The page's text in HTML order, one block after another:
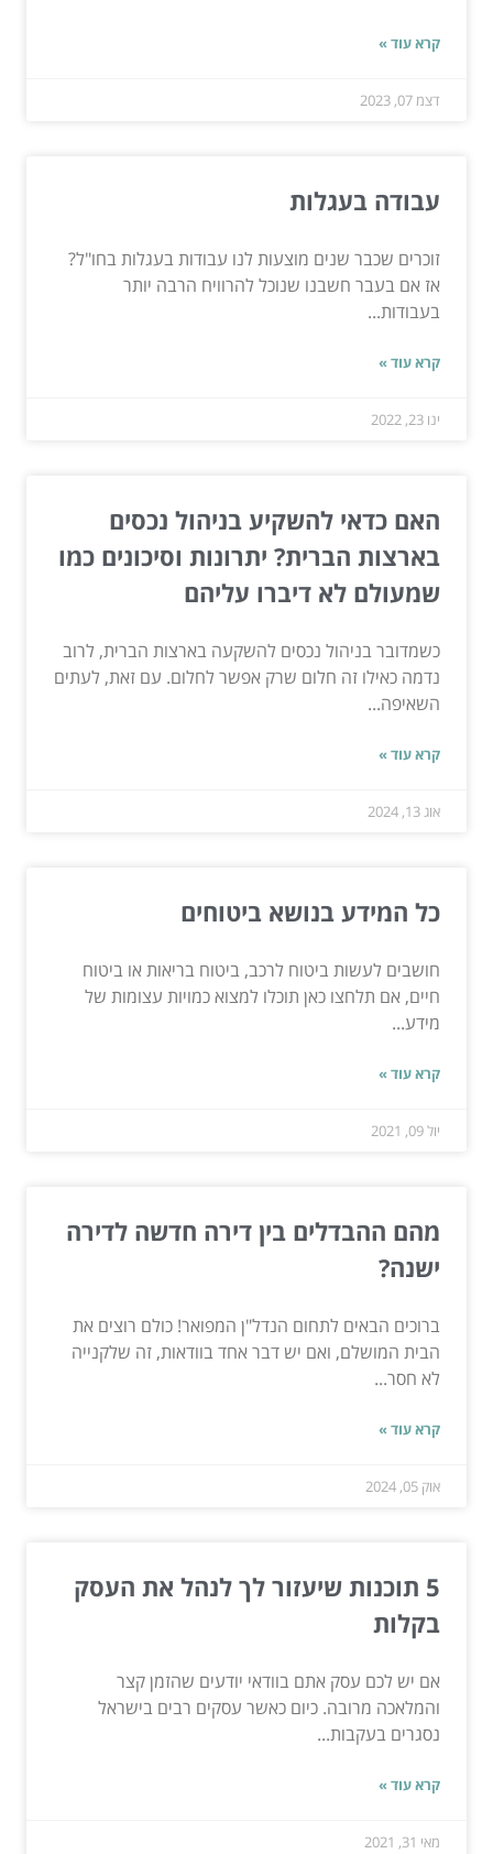
קרא עוד »
דצמ 07, 2023
עבודה בעגלות
זוכרים שכבר שנים מוצעות לנו עבודות בעגלות בחו"ל?
אז אם בעבר חשבנו שנוכל להרוויח הרבה יותר
בעבודות...
קרא עוד »
ינו 23, 2022
האם כדאי להשקיע בניהול נכסים
בארצות הברית? יתרונות וסיכונים כמו
שמעולם לא דיברו עליהם
כשמדובר בניהול נכסים להשקעה בארצות הברית, לרוב
נדמה כאילו זה חלום שרק אפשר לחלום. עם זאת, לעתים
השאיפה...
קרא עוד »
אוג 13, 2024
כל המידע בנושא ביטוחים
חושבים לעשות ביטוח לרכב, ביטוח בריאות או ביטוח
חיים, אם תלחצו כאן תוכלו למצוא כמויות עצומות של
מידע...
קרא עוד »
יול 09, 2021
מהם ההבדלים בין דירה חדשה לדירה
ישנה?
ברוכים הבאים לתחום הנדל"ן המפואר! כולם רוצים את
הבית המושלם, ואם יש דבר אחד בוודאות, זה שלקנייה
לא חסר...
קרא עוד »
אוק 05, 2024
5 תוכנות שיעזור לך לנהל את העסק
בקלות
אם יש לכם עסק אתם בוודאי יודעים שהזמן קצר
והמלאכה מרובה. כיום כאשר עסקים רבים בישראל
נסגרים בעקבות...
קרא עוד »
מאי 31, 2021